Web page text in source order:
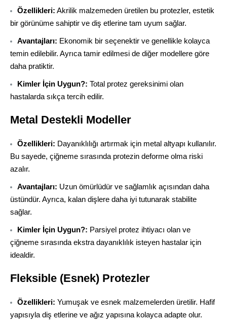
Özellikleri: Akrilik malzemeden üretilen bu protezler, estetik
bir görünüme sahiptir ve diş etlerine tam uyum sağlar.
Avantajları: Ekonomik bir seçenektir ve genellikle kolayca
temin edilebilir. Ayrıca tamir edilmesi de diğer modellere göre
daha pratiktir.
Kimler İçin Uygun?: Total protez gereksinimi olan
hastalarda sıkça tercih edilir.
Metal Destekli Modeller
Özellikleri: Dayanıklılığı artırmak için metal altyapı kullanılır.
Bu sayede, çiğneme sırasında protezin deforme olma riski
azalır.
Avantajları: Uzun ömürlüdür ve sağlamlık açısından daha
üstündür. Ayrıca, kalan dişlere daha iyi tutunarak stabilite
sağlar.
Kimler İçin Uygun?: Parsiyel protez ihtiyacı olan ve
çiğneme sırasında ekstra dayanıklılık isteyen hastalar için
idealdir.
Fleksible (Esnek) Protezler
Özellikleri: Yumuşak ve esnek malzemelerden üretilir. Hafif
yapısıyla diş etlerine ve ağız yapısına kolayca adapte olur.